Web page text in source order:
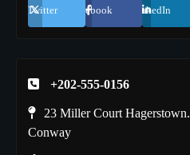
Twitter Facebook LinkedIn
+202-555-0156
23 Miller Court Hagerstown.
Conway